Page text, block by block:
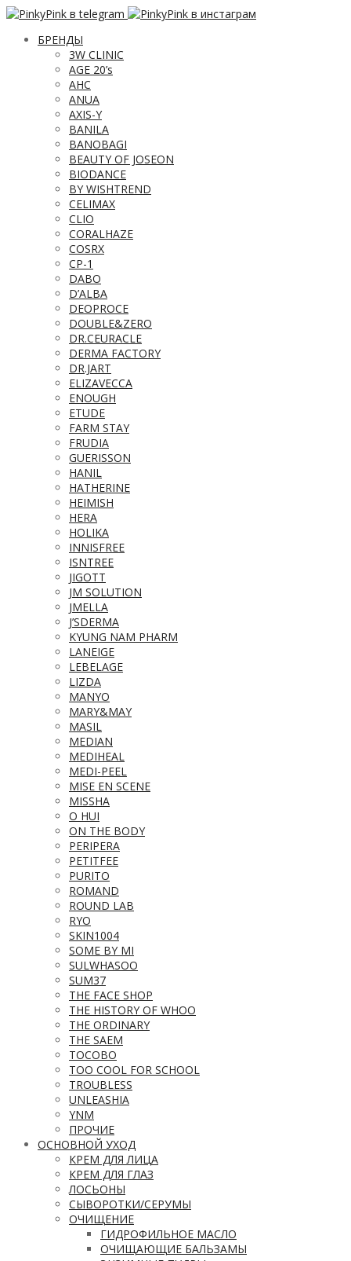
БРЕНДЫ
3W CLINIC
AGE 20’s
AHC
ANUA
AXIS-Y
BANILA
BANOBAGI
BEAUTY OF JOSEON
BIODANCE
BY WISHTREND
CELIMAX
CLIO
CORALHAZE
COSRX
CP-1
DABO
D’ALBA
DEOPROCE
DOUBLE&ZERO
DR.CEURACLE
DERMA FACTORY
DR.JART
ELIZAVECCA
ENOUGH
ETUDE
FARM STAY
FRUDIA
GUERISSON
HANIL
HATHERINE
HEIMISH
HERA
HOLIKA
INNISFREE
ISNTREE
JIGOTT
JM SOLUTION
JMELLA
J’SDERMA
KYUNG NAM PHARM
LANEIGE
LEBELAGE
LIZDA
MANYO
MARY&MAY
MASIL
MEDIAN
MEDIHEAL
MEDI-PEEL
MISE EN SCENE
MISSHA
O HUI
ON THE BODY
PERIPERA
PETITFEE
PURITO
ROMAND
ROUND LAB
RYO
SKIN1004
SOME BY MI
SULWHASOO
SUM37
THE FACE SHOP
THE HISTORY OF WHOO
THE ORDINARY
THE SAEM
TOCOBO
TOO COOL FOR SCHOOL
TROUBLESS
UNLEASHIA
YNM
ПРОЧИЕ
ОСНОВНОЙ УХОД
КРЕМ ДЛЯ ЛИЦА
КРЕМ ДЛЯ ГЛАЗ
ЛОСЬОНЫ
СЫВОРОТКИ/СЕРУМЫ
ОЧИЩЕНИЕ
ГИДРОФИЛЬНОЕ МАСЛО
ОЧИЩАЮЩИЕ БАЛЬЗАМЫ